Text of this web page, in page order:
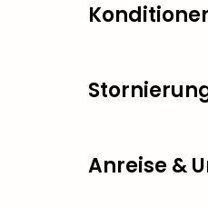
Anreise &